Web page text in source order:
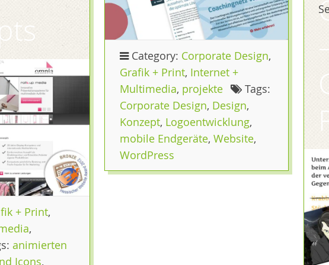
Category: Corporate Design,
Grafik + Print, Internet +
Multimedia, projekte
Tags:
Corporate Design, Design,
Konzept, Logoentwicklung,
mobile Endgeräte,Website,
WordPress
+ Print,
,
animierten
Icons,